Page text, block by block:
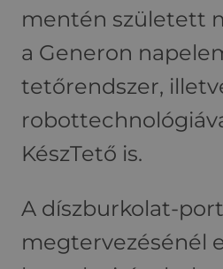
mentén született
a Generon
tetőrendszer,
KészTető is.
A díszburkolat-
megtervezésénél